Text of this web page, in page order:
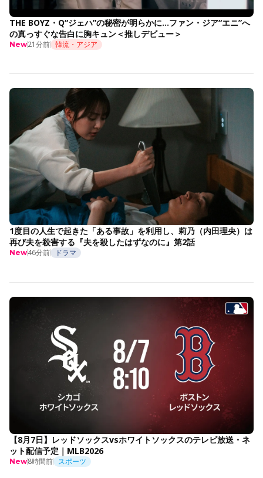
THE BOYZ・Q“ジェハ”の秘密が明らかに…ファン・ジア“エニ”へ
の真っすぐな告白に胸キュン＜推しデビュー＞
New21分前 韓流・アジア
1度目の人生で起きた「ある事故」を利用し、莉乃（内田理央）は
再び夫を殺害する『夫を殺したはずなのに』第2話
New46分前 ドラマ
【8月7日】レッドソックスvsホワイトソックスのテレビ放送・ネ
ット配信予定｜MLB2026
New8時間前 スポーツ